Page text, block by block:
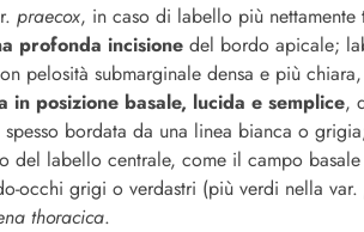
praecox, in caso di labello più
profonda incisione del bordo apicale;
pelosità submarginale densa e più
in posizione basale, lucida e semplice,
spesso bordata da una linea bianca o
del labello centrale, come il campo
occhi grigi o verdastri (più verdi nella var.
thoracica.